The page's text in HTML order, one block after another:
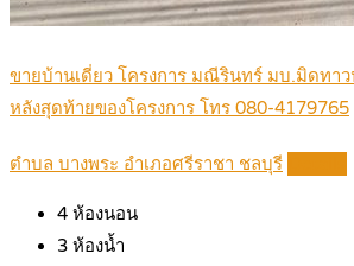
ขายบ้านเดี่ยว โครงการ มณีรินทร์ มบ.มิดทาว
หลังสุดท้ายของโครงการ โทร 080-4179765
ตำบล บางพระ อำเภอศรีราชา ชลบุรี
4 ห้องนอน
3 ห้องน้ำ